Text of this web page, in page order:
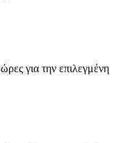
για την επιλεγμένη